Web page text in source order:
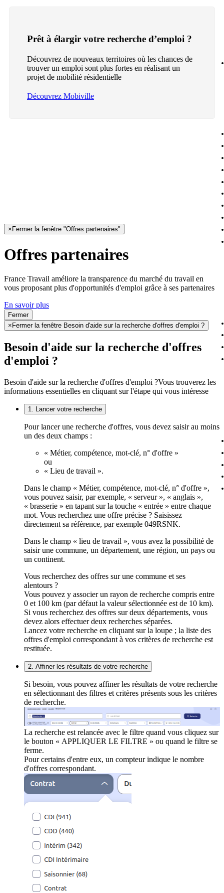
Prêt à élargir votre recherche d’emploi ?
Découvrez de nouveaux territoires où les chances de
trouver un emploi sont plus fortes en réalisant un
projet de mobilité résidentielle
Découvrez Mobiville
× Fermer la fenêtre "Offres partenaires"
Offres partenaires
France Travail améliore la transparence du marché du travail en
vous proposant plus d'opportunités d'emploi grâce à ses partenaires
En savoir plus
Fermer
× Fermer la fenêtre Besoin d'aide sur la recherche d'offres d'emploi ?
Besoin d'aide sur la recherche d'offres
d'emploi ?
Besoin d'aide sur la recherche d'offres d'emploi ?Vous trouverez les
informations essentielles en cliquant sur l'étape qui vous intéresse
1. Lancer votre recherche
Pour lancer une recherche d'offres, vous devez saisir au moins
un des deux champs :
« Métier, compétence, mot-clé, n° d'offre »
ou
« Lieu de travail ».
Dans le champ « Métier, compétence, mot-clé, n° d'offre »,
vous pouvez saisir, par exemple, « serveur », « anglais »,
« brasserie » en tapant sur la touche « entrée » entre chaque
mot. Vous recherchez une offre précise ? Saisissez
directement sa référence, par exemple 049RSNK.
Dans le champ « lieu de travail », vous avez la possibilité de
saisir une commune, un département, une région, un pays ou
un continent.
Vous recherchez des offres sur une commune et ses
alentours ?
Vous pouvez y associer un rayon de recherche compris entre
0 et 100 km (par défaut la valeur sélectionnée est de 10 km).
Si vous recherchez des offres sur deux départements, vous
devez alors effectuer deux recherches séparées.
Lancez votre recherche en cliquant sur la loupe ; la liste des
offres d'emploi correspondant à vos critères de recherche est
restituée.
2. Affiner les résultats de votre recherche
Si besoin, vous pouvez affiner les résultats de votre recherche
en sélectionnant des filtres et critères présents sous les critères
de recherche.
La recherche est relancée avec le filtre quand vous cliquez sur
le bouton « APPLIQUER LE FILTRE » ou quand le filtre se
ferme.
Pour certains d'entre eux, un compteur indique le nombre
d'offres correspondant.